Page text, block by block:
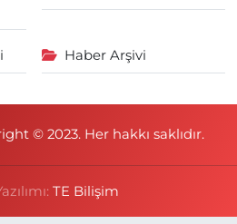
Haber Arşivi
© 2023. Her hakkı saklıdır.
TE Bilişim